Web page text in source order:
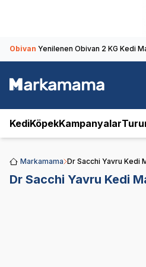
Obivan Yenilenen Obivan 2 KG Kedi
KediKöpekKampanyalar
Markamama Dr Sacchi Yavru Kedi
Dr Sacchi Yavru Kedi